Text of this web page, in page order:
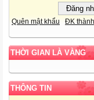
Quên mật khẩu ĐK
THỜI GIAN LÀ VÀNG
THÔNG TIN